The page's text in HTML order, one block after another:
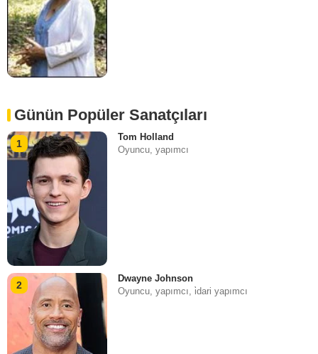
Günün Popüler Sanatçıları
1
Tom Holland
Oyuncu, yapımcı
2
Dwayne Johnson
Oyuncu, yapımcı, i̇dari yapımcı